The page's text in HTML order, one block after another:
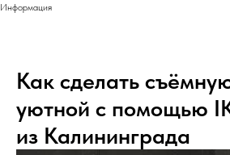
Информация
Как сделать
уютной с помощью
из Калининграда